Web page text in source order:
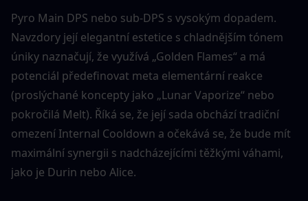
Pyro Main DPS nebo sub-DPS s vysokým dopadem.
Navzdory její elegantní estetice s chladnějším tónem
úniky naznačují, že využívá „Golden Flames“ a má
potenciál předefinovat meta elementární reakce
(proslýchané koncepty jako „Lunar Vaporize“ nebo
pokročilá Melt). Říká se, že její sada obchází tradiční
omezení Internal Cooldown a očekává se, že bude mít
maximální synergii s nadcházejícími těžkými váhami,
jako je Durin nebo Alice.